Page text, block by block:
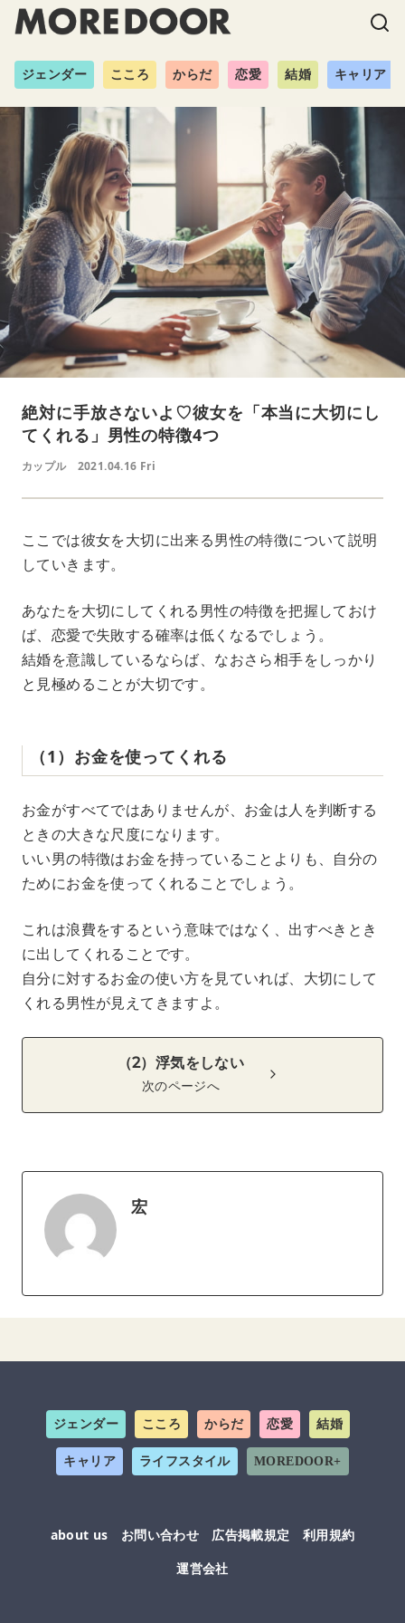
ジェンダー こころ からだ 恋愛 結婚 キャリア
絶対に手放さないよ♡彼女を「本当に大切にし
てくれる」男性の特徴4つ
カップル 2021.04.16 Fri
ここでは彼女を大切に出来る男性の特徴について説明
していきます。
あなたを大切にしてくれる男性の特徴を把握しておけ
ば、恋愛で失敗する確率は低くなるでしょう。
結婚を意識しているならば、なおさら相手をしっかり
と見極めることが大切です。
（1）お金を使ってくれる
お金がすべてではありませんが、お金は人を判断する
ときの大きな尺度になります。
いい男の特徴はお金を持っていることよりも、自分の
ためにお金を使ってくれることでしょう。
これは浪費をするという意味ではなく、出すべきとき
に出してくれることです。
自分に対するお金の使い方を見ていれば、大切にして
くれる男性が見えてきますよ。
（2）浮気をしない
次のページへ
宏
ジェンダー こころ からだ 恋愛 結婚
キャリア ライフスタイル MOREDOOR+
about us お問い合わせ 広告掲載規定
利用規約
運営会社